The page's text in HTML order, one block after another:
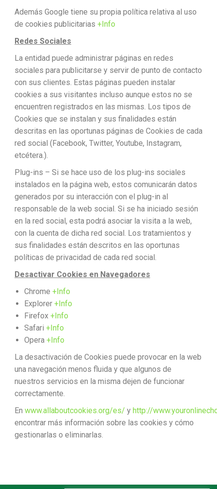
Además Google tiene su propia política relativa al uso
de cookies publicitarias +Info
Redes Sociales
La entidad puede administrar páginas en redes
sociales para publicitarse y servir de punto de contacto
con sus clientes. Estas páginas pueden instalar
cookies a sus visitantes incluso aunque estos no se
encuentren registrados en las mismas. Los tipos de
Cookies que se instalan y sus finalidades están
descritas en las oportunas páginas de Cookies de cada
red social (Facebook, Twitter, Youtube, Instagram,
etcétera.).
Plug-ins – Si se hace uso de los plug-ins sociales
instalados en la página web, estos comunicarán datos
generados por su interacción con el plug-in al
responsable de la web social. Si se ha iniciado sesión
en la red social, esta podrá asociar la visita a la web,
con la cuenta de dicha red social. Los tratamientos y
sus finalidades están descritos en las oportunas
políticas de privacidad de cada red social.
Desactivar Cookies en Navegadores
Chrome +Info
Explorer +Info
Firefox +Info
Safari +Info
Opera +Info
La desactivación de Cookies puede provocar en la web
una navegación menos fluida y que algunos de
nuestros servicios en la misma dejen de funcionar
correctamente.
En www.allaboutcookies.org/es/ y http://
encontrar más información sobre las cookies y cómo
gestionarlas o eliminarlas.